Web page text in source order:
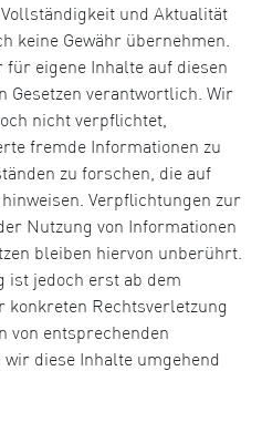
und Aktualität
keine Gewähr übernehmen.
eigene Inhalte auf diesen
Gesetzen verantwortlich. Wir
nicht verpflichtet,
fremde Informationen zu
zu forschen, die auf
Verpflichtungen zur
Nutzung von Informationen
bleiben hiervon unberührt.
ist jedoch erst ab dem
konkreten Rechtsverletzung
von entsprechenden
diese Inhalte umgehend